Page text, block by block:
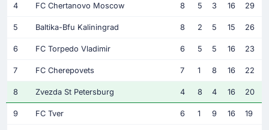
4 FC Chertanovo Moscow 8 5 3 16 29
5 Baltika-Bfu Kaliningrad 8 2 5 15 26
6 FC Torpedo Vladimir 6 5 5 16 23
7 FC Cherepovets 7 1 8 16 22
8 Zvezda St Petersburg 4 8 4 16 20
9 FC Tver 6 1 9 16 19